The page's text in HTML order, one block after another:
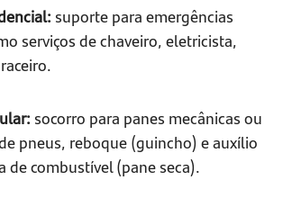
suporte para emergências
serviços de chaveiro, eletricista,
socorro para panes mecânicas ou
pneus, reboque (guincho) e auxílio
de combustível (pane seca).